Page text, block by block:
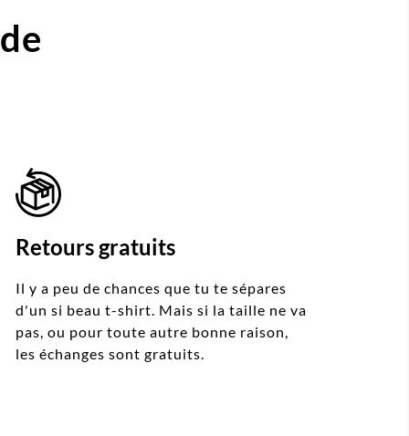
Retours gratuits
Il y a peu de chances que tu te sépares
d'un si beau t-shirt. Mais si la taille ne va
pas, ou pour toute autre bonne raison,
les échanges sont gratuits.